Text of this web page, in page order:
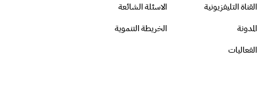
القناة التليفزيونية
الاسئلة الشائعة
المدونة
الخريطة التنموية
الفعاليات